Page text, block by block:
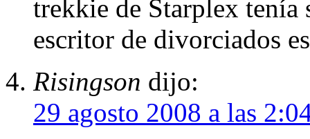
trekkie de Starplex tenía
escritor de divorciados
Risingson dijo:
29 agosto 2008 a las